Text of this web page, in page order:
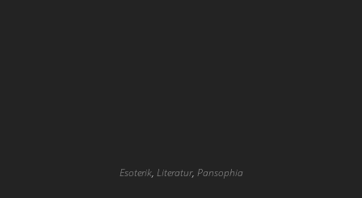
Esoterik, Literatur, Pansophia